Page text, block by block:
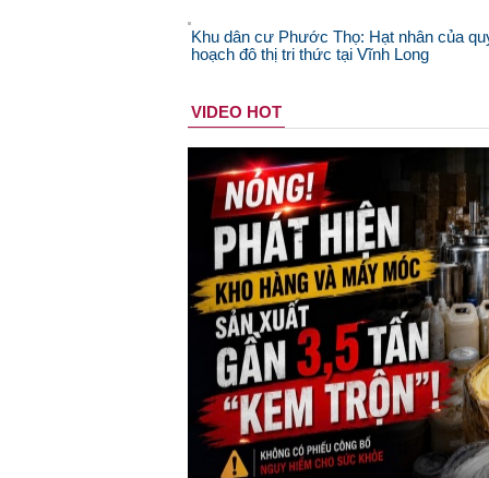
Khu dân cư Phước Thọ: Hạt nhân của
hoạch đô thị tri thức tại Vĩnh Long
VIDEO HOT